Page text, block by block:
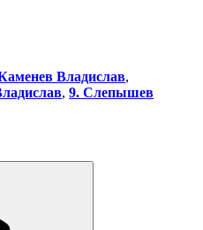
Владислав,
, 9. Слепышев